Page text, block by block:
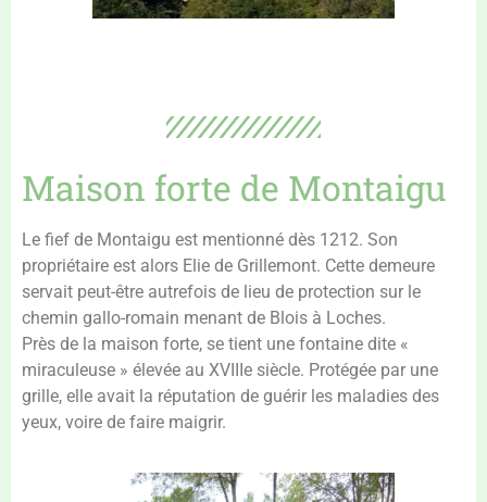
Maison forte de Montaigu
Le fief de Montaigu est mentionné dès 1212. Son
propriétaire est alors Elie de Grillemont. Cette demeure
servait peut-être autrefois de lieu de protection sur le
chemin gallo-romain menant de Blois à Loches.
Près de la maison forte, se tient une fontaine dite «
miraculeuse » élevée au XVIIIe siècle. Protégée par une
grille, elle avait la réputation de guérir les maladies des
yeux, voire de faire maigrir.